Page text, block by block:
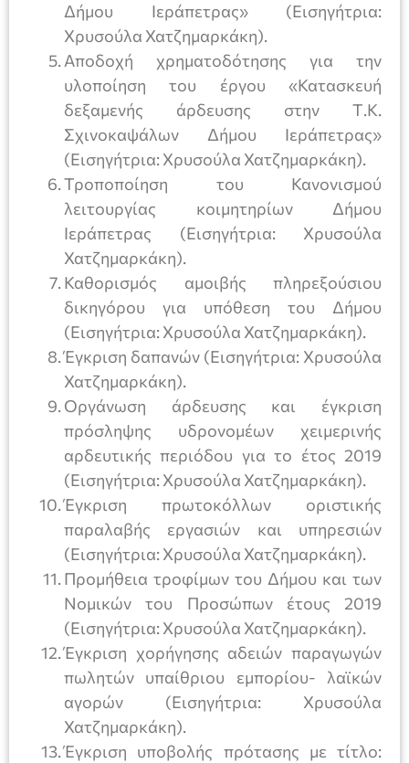
Δήμου Ιεράπετρας» (Εισηγήτρια:
Χρυσούλα Χατζημαρκάκη).
Αποδοχή χρηματοδότησης για την
υλοποίηση του έργου «Κατασκευή
δεξαμενής άρδευσης στην Τ.Κ.
Σχινοκαψάλων Δήμου Ιεράπετρας»
(Εισηγήτρια: Χρυσούλα Χατζημαρκάκη).
Τροποποίηση του Κανονισμού
λειτουργίας κοιμητηρίων Δήμου
Ιεράπετρας (Εισηγήτρια: Χρυσούλα
Χατζημαρκάκη).
Καθορισμός αμοιβής πληρεξούσιου
δικηγόρου για υπόθεση του Δήμου
(Εισηγήτρια: Χρυσούλα Χατζημαρκάκη).
Έγκριση δαπανών (Εισηγήτρια: Χρυσούλα
Χατζημαρκάκη).
Οργάνωση άρδευσης και έγκριση
πρόσληψης υδρονομέων χειμερινής
αρδευτικής περιόδου για το έτος 2019
(Εισηγήτρια: Χρυσούλα Χατζημαρκάκη).
Έγκριση πρωτοκόλλων οριστικής
παραλαβής εργασιών και υπηρεσιών
(Εισηγήτρια: Χρυσούλα Χατζημαρκάκη).
Προμήθεια τροφίμων του Δήμου και των
Νομικών του Προσώπων έτους 2019
(Εισηγήτρια: Χρυσούλα Χατζημαρκάκη).
Έγκριση χορήγησης αδειών παραγωγών
πωλητών υπαίθριου εμπορίου- λαϊκών
αγορών (Εισηγήτρια: Χρυσούλα
Χατζημαρκάκη).
Έγκριση υποβολής πρότασης με τίτλο: